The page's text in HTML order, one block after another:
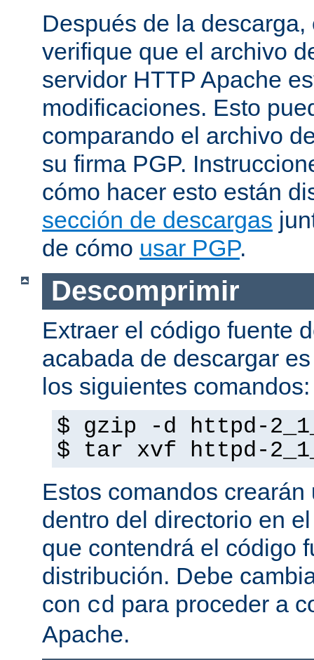
Después de la
verifique que el archivo
servidor HTTP Apache
modificaciones. Esto
comparando el archivo
su firma PGP.
cómo hacer esto están
sección de descargas
de cómo usar PGP.
Descomprimir
Extraer el código fuente
acabada de descargar
los siguientes comandos:
$ gzip -d httpd-
$ tar xvf httpd-
Estos comandos
dentro del directorio en
que contendrá el código
distribución. Debe
con cd para proceder a
Apache.